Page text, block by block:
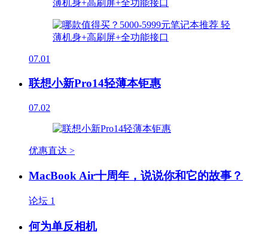
07.01
联想小新Pro14轻薄本钜惠
07.02
优惠直达 >
MacBook Air十周年，说说你和它的故事？
论坛 1
何为单反相机